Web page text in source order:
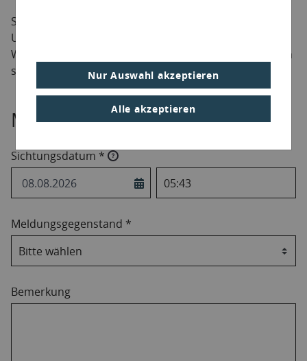
Sie können Artensichtungen auch über die „Meine
Umwelt“-App (
Weitere Informationen zur „Meine Umwelt“-App finden
sie
Meldungsdaten
Sichtungsdatum *
Meldungsgegenstand *
Bemerkung
Nur Auswahl akzeptieren
Alle akzeptieren